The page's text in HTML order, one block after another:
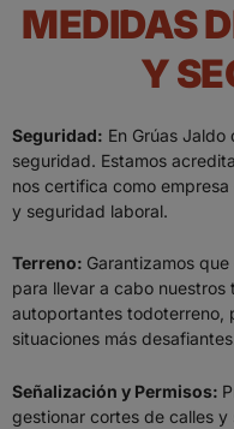
MEDIDAS
Y
Seguridad: En Grúas
seguridad. Estamos
nos certifica como
y seguridad laboral.
Terreno: Garantizamos
para llevar a cabo nuestros
autoportantes todoterreno,
situaciones más
Señalización y Permisos:
gestionar cortes de calles y